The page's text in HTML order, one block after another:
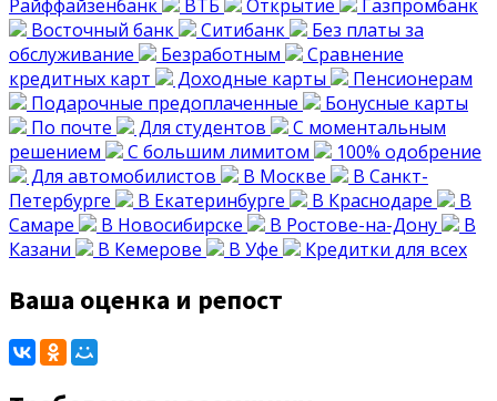
Райффайзенбанк
ВТБ Открытие
Газпромбанк
Восточный банк
Ситибанк
Без платы за
обслуживание
Безработным
Сравнение
кредитных карт
Доходные карты
Пенсионерам
Подарочные предоплаченные
Бонусные карты
По почте
Для студентов
С моментальным
решением
С большим лимитом
100% одобрение
Для автомобилистов
В Москве
В Санкт-
Петербурге
В Екатеринбурге В Краснодаре
В
Самаре
В Новосибирске В Ростове-на-Дону
В
Казани
В Кемерове В Уфе Кредитки для всех
Ваша оценка и репост